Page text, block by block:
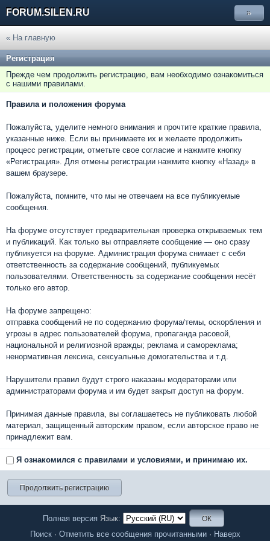
FORUM.SILEN.RU »
« На главную
Регистрация
Прежде чем продолжить регистрацию, вам необходимо ознакомиться
с нашими правилами.
Правила и положения форума
Пожалуйста, уделите немного внимания и прочтите краткие правила,
указанные ниже. Если вы принимаете их и желаете продолжить
процесс регистрации, отметьте свое согласие и нажмите кнопку
«Регистрация». Для отмены регистрации нажмите кнопку «Назад» в
вашем браузере.
Пожалуйста, помните, что мы не отвечаем на все публикуемые
сообщения.
На форуме отсутствует предварительная проверка открываемых тем
и публикаций. Как только вы отправляете сообщение — оно сразу
публикуется на форуме. Администрация форума снимает с себя
ответственность за содержание сообщений, публикуемых
пользователями. Ответственность за содержание сообщения несёт
только его автор.
На форуме запрещено:
отправка сообщений не по содержанию форума/темы, оскорбления и
угрозы в адрес пользователей форума, пропаганда расовой,
национальной и религиозной вражды; реклама и самореклама;
ненормативная лексика, сексуальные домогательства и т.д.
Нарушители правил будут строго наказаны модераторами или
администраторами форума и им будет закрыт доступ на форум.
Принимая данные правила, вы соглашаетесь не публиковать любой
материал, защищенный авторским правом, если авторское право не
принадлежит вам.
Я ознакомился с правилами и условиями, и принимаю их.
Полная версия Язык:
Поиск· Отметить все сообщения прочитанными· Наверх